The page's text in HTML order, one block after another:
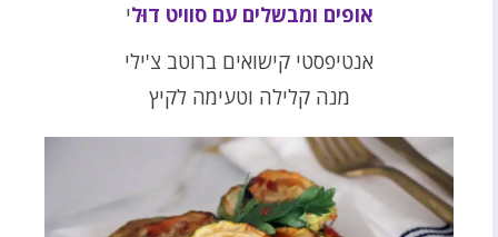
אופים ומבשלים עם סוויט דוּלי
אנטיפסטי קישואים ברוטב צ'ילי
מנה קלילה וטעימה לקיץ